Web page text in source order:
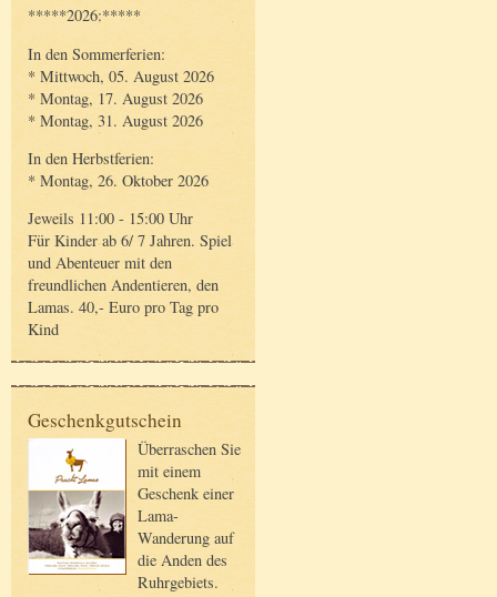
*****2026:*****
In den Sommerferien:
* Mittwoch, 05. August 2026
* Montag, 17. August 2026
* Montag, 31. August 2026
In den Herbstferien:
* Montag, 26. Oktober 2026
Jeweils 11:00 - 15:00 Uhr
Für Kinder ab 6/ 7 Jahren. Spiel
und Abenteuer mit den
freundlichen Andentieren, den
Lamas. 40,- Euro pro Tag pro
Kind
Geschenkgutschein
Überraschen Sie
mit einem
Geschenk einer
Lama-
Wanderung auf
die Anden des
Ruhrgebiets.